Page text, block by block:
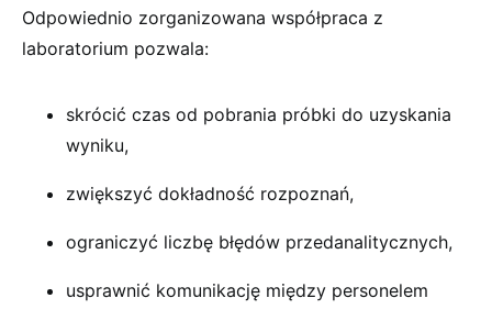
Odpowiednio zorganizowana współpraca z
laboratorium pozwala:
skrócić czas od pobrania próbki do uzyskania
wyniku,
zwiększyć dokładność rozpoznań,
ograniczyć liczbę błędów przedanalitycznych,
usprawnić komunikację między personelem